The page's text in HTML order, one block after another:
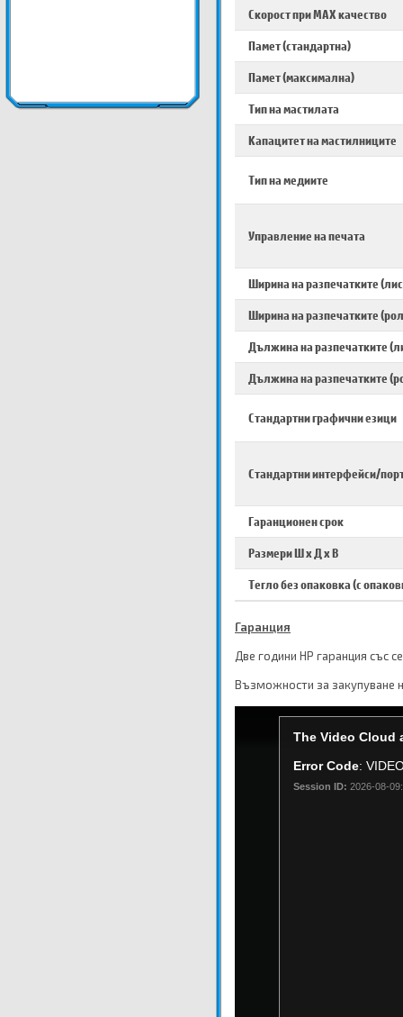
Скорост при MAX качество
Памет (стандартна)
Памет (максимална)
Тип на мастилата
Капацитет на мастилниците
Тип на медиите
Управление на печата
Ширина на разпечатките
Ширина на разпечатките
Дължина на разпечатките
Дължина на разпечатките
Стандартни графични езици
Стандартни интерфейси/
Гаранционен срок
Размери Ш х Д х В
Тегло без опаковка (с
Гаранция
Две години HP гаранция със
Възможности за закупуване